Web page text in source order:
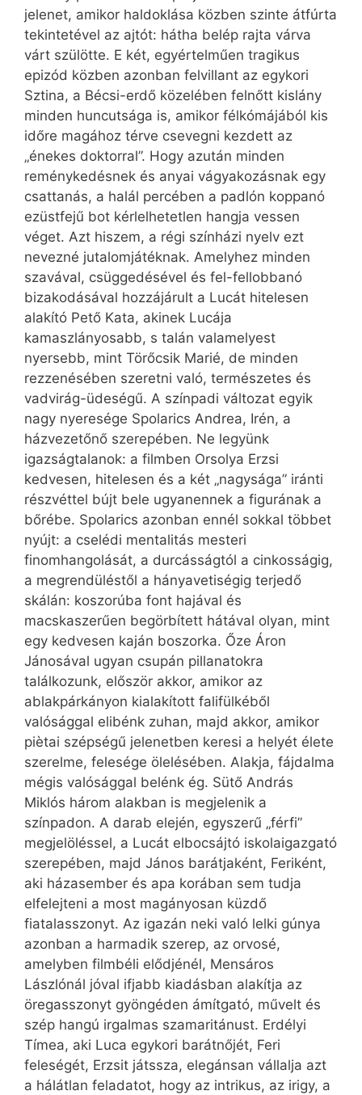
jelenet, amikor haldoklása közben szinte átfúrta
tekintetével az ajtót: hátha belép rajta várva
várt szülötte. E két, egyértelműen tragikus
epizód közben azonban felvillant az egykori
Sztina, a Bécsi-erdő közelében felnőtt kislány
minden huncutsága is, amikor fél­kó­májából kis
időre magához térve csevegni kezdett az
„énekes doktorral”. Hogy azután minden
reménykedésnek és anyai vágyakozásnak egy
csattanás, a halál percében a padlón koppanó
ezüstfejű bot kérlelhetetlen hangja vessen
véget. Azt hiszem, a régi színházi nyelv ezt
nevezné jutalomjátéknak. Amelyhez minden
szavával, csüggedésével és fel-fellobbanó
bizakodásával hozzájárult a Lucát hitelesen
alakító Pető Kata, akinek Lucája
kamaszlányosabb, s talán valamelyest
nyersebb, mint Törőcsik Marié, de minden
rezzenésében szeretni való, természetes és
vadvirág-üdeségű. A színpadi változat egyik
nagy nyeresége Spolarics Andrea, Irén, a
házvezetőnő szerepében. Ne legyünk
igazságtalanok: a filmben Orsolya Erzsi
kedvesen, hitelesen és a két „nagysága” iránti
részvéttel bújt bele ugyanennek a figurának a
bőrébe. Spolarics azonban ennél sokkal többet
nyújt: a cselédi mentalitás mesteri
finomhangolását, a durcásságtól a cinkosságig,
a megrendüléstől a hányavetiségig terjedő
skálán: koszorúba font hajával és
macskaszerűen begörbített hátával olyan, mint
egy kedvesen kaján boszorka. Őze Áron
Jánosával ugyan csupán pillanatokra
találkozunk, először akkor, amikor az
ablakpárkányon kialakított falifülkéből
valósággal elibénk zuhan, majd akkor, amikor
piètai szépségű jelenetben keresi a helyét élete
szerelme, felesége ölelésében. Alakja, fájdalma
mégis valósággal belénk ég. Sütő András
Miklós három alakban is megjelenik a
színpadon. A darab elején, egyszerű „férfi”
megjelöléssel, a Lucát elbocsájtó iskolaigazgató
szerepében, majd János barátjaként, Feriként,
aki házasember és apa korában sem tudja
elfelejteni a most magányosan küzdő
fiatalasszonyt. Az igazán neki való lelki gúnya
azonban a harmadik szerep, az orvosé,
amelyben filmbéli elődjénél, Mensáros
Lászlónál jóval ifjabb kiadásban alakítja az
öregasszonyt gyöngéden ámítgató, művelt és
szép hangú irgalmas szamaritánust. Erdélyi
Tímea, aki Luca egykori barátnőjét, Feri
feleségét, Erzsit játssza, elegánsan vállalja azt
a hálátlan feladatot, hogy az intrikus, az irigy, a